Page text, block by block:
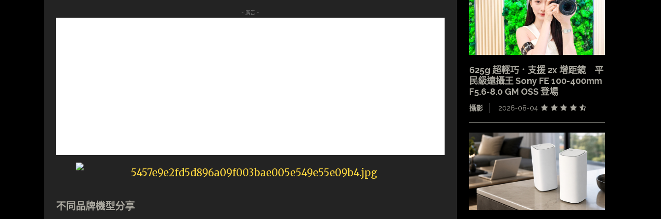
- 廣告 -
不同品牌機型分享
625g 超輕巧．支援 2x 增距鏡 平
民級遠攝王 Sony FE 100-400mm
F5.6-8.0 GM OSS 登場
攝影 2026-08-04